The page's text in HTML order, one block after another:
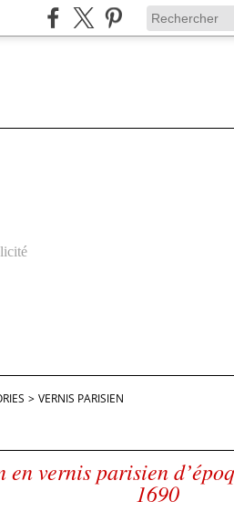
> VERNIS PARISIEN
en vernis parisien
1690